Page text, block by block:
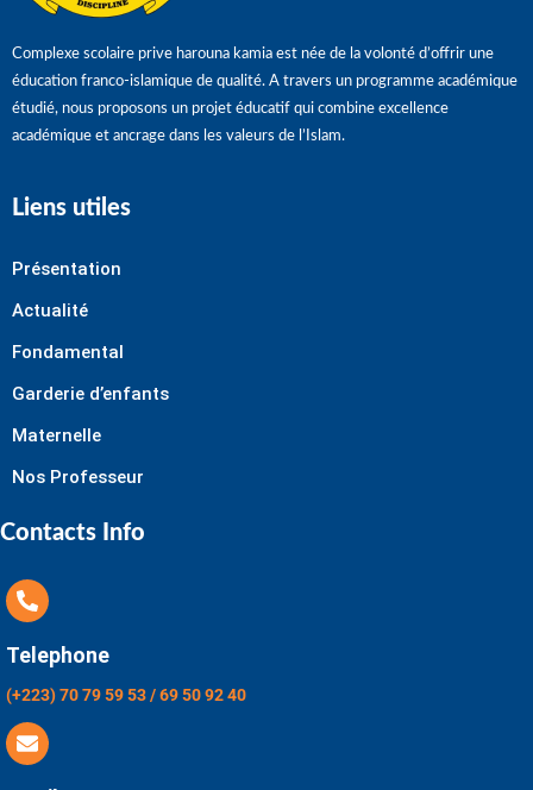
Complexe scolaire prive harouna kamia est née de la volonté d’offrir une
éducation franco-islamique de qualité. A travers un programme académique
étudié, nous proposons un projet éducatif qui combine excellence
académique et ancrage dans les valeurs de l’Islam.
Liens utiles
Présentation
Actualité
Fondamental
Garderie d’enfants
Maternelle
Nos Professeur
Contacts Info
Telephone
(+223) 70 79 59 53 / 69 50 92 40